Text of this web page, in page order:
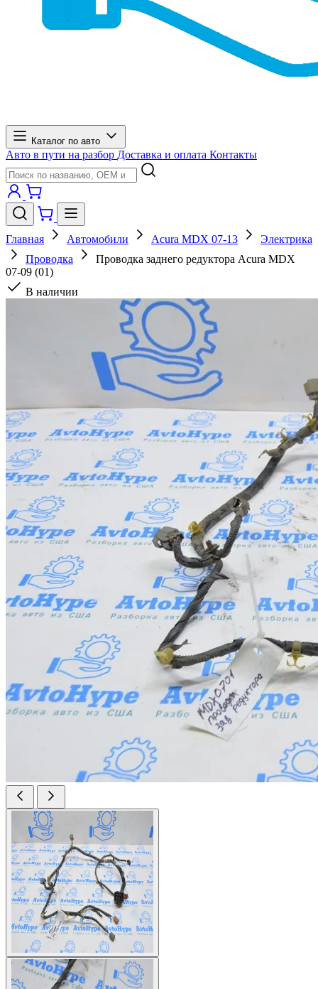
Каталог по авто
Авто в пути на разбор Доставка и оплата Контакты
Главная Автомобили Acura MDX 07-13
Электрика
Проводка
Проводка заднего редуктора Acura MDX
07-09 (01)
В наличии